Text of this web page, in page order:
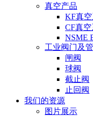
真空产品
KF真空
CF真空
NSME
工业阀门及
闸阀
球阀
截止阀
止回阀
我们的资源
图片展示